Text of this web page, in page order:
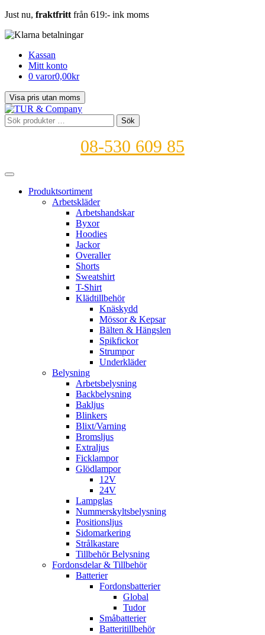
Just nu, fraktfritt från 619:- ink moms
Kassan
Mitt konto
0 varor0,00kr
Sök
efter:
Sök
08-530 609 85
Produktsortiment
Arbetskläder
Arbetshandskar
Byxor
Hoodies
Jackor
Overaller
Shorts
Sweatshirt
T-Shirt
Klädtillbehör
Knäskydd
Mössor & Kepsar
Bälten & Hängslen
Spikfickor
Strumpor
Underkläder
Belysning
Arbetsbelysning
Backbelysning
Bakljus
Blinkers
Blixt/Varning
Bromsljus
Extraljus
Ficklampor
Glödlampor
12V
24V
Lampglas
Nummerskyltsbelysning
Positionsljus
Sidomarkering
Strålkastare
Tillbehör Belysning
Fordonsdelar & Tillbehör
Batterier
Fordonsbatterier
Global
Tudor
Småbatterier
Batteritillbehör